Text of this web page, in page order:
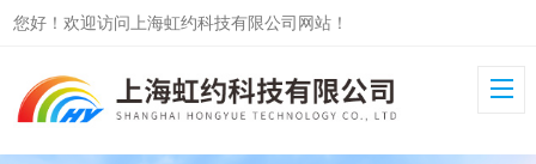
您好！欢迎访问上海虹约科技有限公司网站！